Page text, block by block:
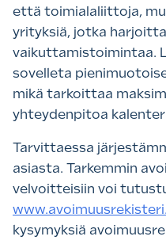
että toimialaliittoja,
yrityksiä, jotka
vaikuttamistoimintaa.
sovelleta
mikä tarkoittaa
yhteydenpitoa
Tarvittaessa
asiasta. Tarkemmin
velvoitteisiin voi
kysymyksiä